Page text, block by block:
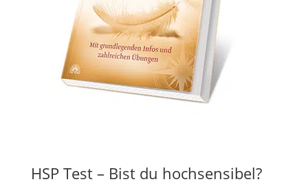
HSP Test – Bist du hochsensibel?